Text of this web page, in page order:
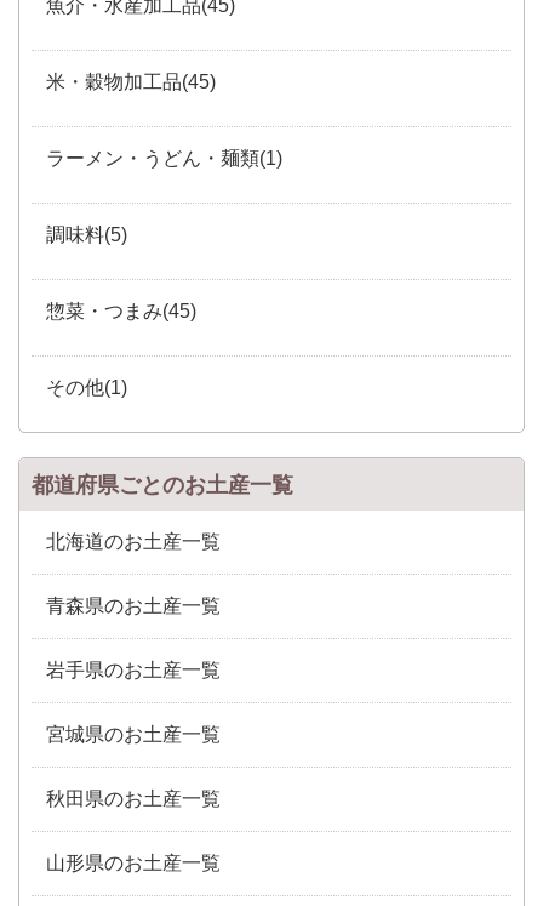
魚介・水産加工品(45)
米・穀物加工品(45)
ラーメン・うどん・麺類(1)
調味料(5)
惣菜・つまみ(45)
その他(1)
都道府県ごとのお土産一覧
北海道のお土産一覧
青森県のお土産一覧
岩手県のお土産一覧
宮城県のお土産一覧
秋田県のお土産一覧
山形県のお土産一覧